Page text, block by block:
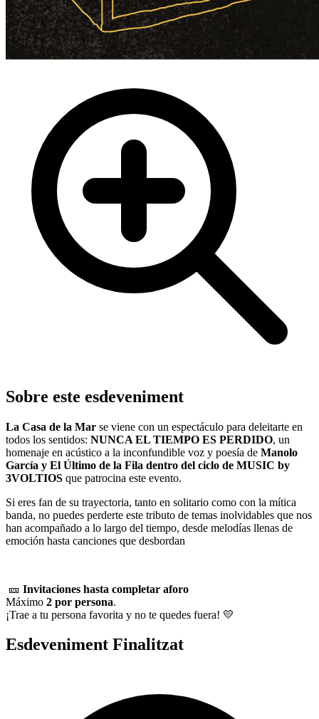
Sobre este esdeveniment
La Casa de la Mar se viene con un espectáculo para deleitarte en
todos los sentidos: NUNCA EL TIEMPO ES PERDIDO, un
homenaje en acústico a la inconfundible voz y poesía de Manolo
García y El Último de la Fila dentro del ciclo de MUSIC by
3VOLTIOS que patrocina este evento.
Si eres fan de su trayectoria, tanto en solitario como con la mítica
banda, no puedes perderte este tributo de temas inolvidables que nos
han acompañado a lo largo del tiempo, desde melodías llenas de
emoción hasta canciones que desbordan
🎫 Invitaciones hasta completar aforo
Máximo 2 por persona.
¡Trae a tu persona favorita y no te quedes fuera! 💛
Esdeveniment Finalitzat